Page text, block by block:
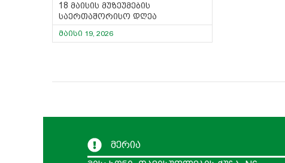
18 მაისის მუზეუმების
საერთაშორისო დღეა
მაისი 19, 2026
მერია